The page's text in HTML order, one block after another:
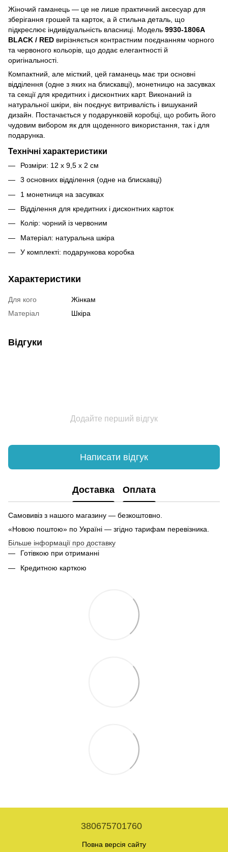
Жіночий гаманець — це не лише практичний аксесуар для
зберігання грошей та карток, а й стильна деталь, що
підкреслює індивідуальність власниці. Модель 9930-1806A
BLACK / RED вирізняється контрастним поєднанням чорного
та червоного кольорів, що додає елегантності й
оригінальності.
Компактний, але місткий, цей гаманець має три основні
відділення (одне з яких на блискавці), монетницю на засувках
та секції для кредитних і дисконтних карт. Виконаний із
натуральної шкіри, він поєднує витривалість і вишуканий
дизайн. Постачається у подарунковій коробці, що робить його
чудовим вибором як для щоденного використання, так і для
подарунка.
Технічні характеристики
Розміри: 12 х 9,5 х 2 см
3 основних відділення (одне на блискавці)
1 монетниця на засувках
Відділення для кредитних і дисконтних карток
Колір: чорний із червоним
Матеріал: натуральна шкіра
У комплекті: подарункова коробка
Характеристики
Для кого
Жінкам
Матеріал
Шкіра
Відгуки
Додайте перший відгук
Написати відгук
Доставка Оплата
Самовивіз з нашого магазину — безкоштовно.
«Новою поштою» по Україні — згідно тарифам перевізника.
Більше інформації про доставку
Готівкою при отриманні
Кредитною карткою
380675701760
Повна версія сайту